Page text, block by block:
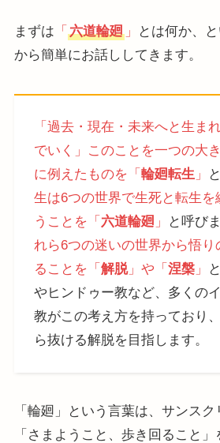
まずは 「 六道輪廻」
とは何か、
から簡単にお話ししてきます。
「過去・現在・未来へと生ま
でいく」このことを一つの大
に例えたものを「輪廻転生 」
生は6つの世界で生死と転生を
うことを「 六道輪廻 」 と呼び
れら6つの迷いの世界から悟り
ることを「解脱」や「涅槃 」
やヒンドゥー教など、多くの
教がこの考え方を持っており
ら抜ける解脱を目指します。
「輪廻」という言葉は、サンス
「さまようこと、歩き回ること